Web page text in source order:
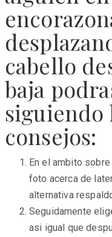
cabello
baja
siguiendo
consejos:
En el ambito
foto acerca de
alternativa
Seguidamente
asi­ igual que